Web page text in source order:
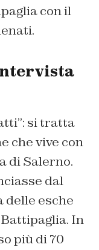
con il
si tratta
che vive con
di Salerno.
dal
delle esche
In
più di 70